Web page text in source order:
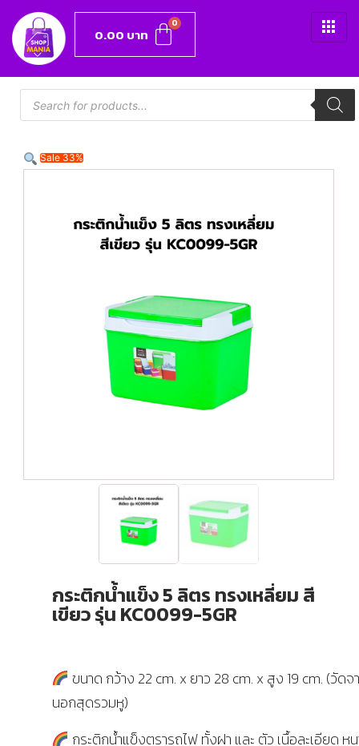
0.00 บาท
Sale 33%
กระติกน้ำแข็ง 5 ลิตร ทรงเหลี่ยม สี
เขียว รุ่น KC0099-5GR
ขนาด กว้าง 22 cm. x ยาว 28 cm. x สูง 19 cm. (วัดจ
นอกสุดรวมหู)
กระติกน้ำแข็งตรารถไฟ ทั้งฝา และ ตัว เนื้อละเอียด ห